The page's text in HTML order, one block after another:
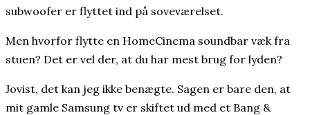
subwoofer er flyttet ind på soveværelset.
Men hvorfor flytte en HomeCinema soundbar væk fra
stuen? Det er vel der, at du har mest brug for lyden?
Jovist, det kan jeg ikke benægte. Sagen er bare den, at
mit gamle Samsung tv er skiftet ud med et Bang &